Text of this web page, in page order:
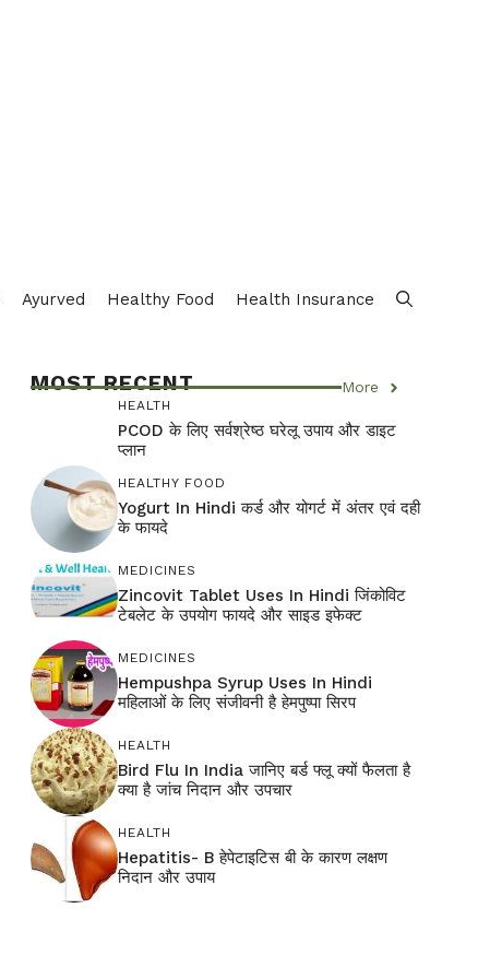
Ayurved Healthy Food Health Insurance
MOST RECENT More
HEALTH
PCOD के लिए सर्वश्रेष्ठ घरेलू उपाय और डाइट
प्लान
HEALTHY FOOD
Yogurt In Hindi कर्ड और योगर्ट में अंतर एवं दही
के फायदे
MEDICINES
Zincovit Tablet Uses In Hindi जिंकोविट
टेबलेट के उपयोग फायदे और साइड इफेक्ट
MEDICINES
Hempushpa Syrup Uses In Hindi
महिलाओं के लिए संजीवनी है हेमपुष्पा सिरप
HEALTH
Bird Flu In India जानिए बर्ड फ्लू क्यों फैलता है
क्या है जांच निदान और उपचार
HEALTH
Hepatitis- B हेपेटाइटिस बी के कारण लक्षण
निदान और उपाय